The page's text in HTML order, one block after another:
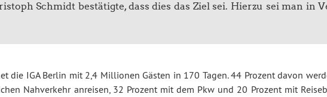
Schmidt bestätigte, dass dies das Ziel sei. Hierzu sei man in
die IGA Berlin mit 2,4 Millionen Gästen in 170 Tagen. 44 Prozent davon
Nahverkehr anreisen, 32 Prozent mit dem Pkw und 20 Prozent mit